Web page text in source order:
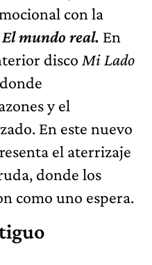
con la
El mundo real. En
disco Mi Lado
y el
En este nuevo
el aterrizaje
donde los
como uno espera.